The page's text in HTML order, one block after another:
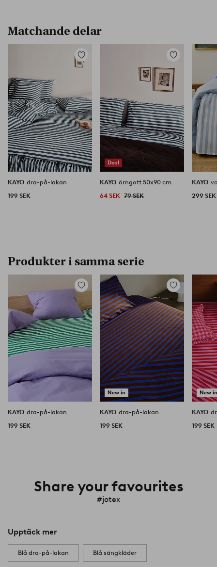
Matchande delar
Lägg
till
KAYO dra-på-lakan
199 SEK
Deal
Lägg
i
favoriter
KAYO örngott 50x90 cm
64 SEK 79 SEK
KAYO
299 SEK
Produkter i samma serie
Lägg
till
i
favoriter
KAYO dra-på-lakan
199 SEK
New in
Lägg
i
favoriter
KAYO dra-på-lakan
199 SEK
New
KAYO
199 SEK
Share your favourites
#jotex
Upptäck mer
Blå dra-på-lakan Blå sängkläder